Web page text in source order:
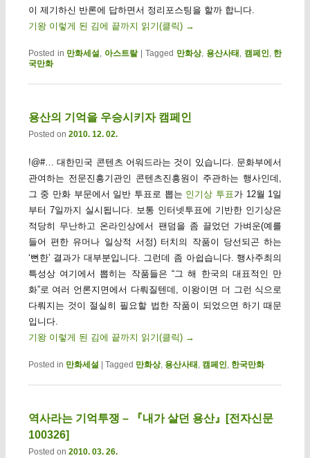
이 제기하신 반론에 답하면서 정리포스팅을 할까 합니다.
기왕 이렇게 된 김에 끝까지 읽기(클릭) →
Posted in 만화세설 아스트랄 | Tagged 만화상, 용산사태 캠페인 한
국만화
용산의 기억을 우승시키자 캠페인
Posted on 2010. 12. 02.
!@#… 대한민국 콘텐츠 어워드라는 것이 있습니다. 문화부에서
관여하는 전문진흥기관인 콘텐츠진흥원이 주관하는 행사인데,
그 중 만화 부문에서 일반 투표로 뽑는 인기상 투표가 12월 1일
부터 7일까지 실시됩니다. 보통 인터넷투표에 기반한 인기상은
적당히 무난하고 온라인상에서 팬덤을 좀 끌었던 가벼운(예를
들어 편한 유머나 일상적 서정) 터치의 작품이 당선되곤 하는
‘뻔한’ 결과가 대부분입니다. 그런데 좀 아쉽습니다. 행사주최의
특성상 여기에서 뽑히는 작품들은 “그 해 한국의 대표적인 만
화”로 여러 언론지면에서 다뤄질텐데, 이왕이면 더 그런 식으로
다뤄지는 것이 절실히 필요할 법한 작품이 되었으면 하기 때문
입니다.
기왕 이렇게 된 김에 끝까지 읽기(클릭) →
Posted in 만화세설 Tagged 만화상, 용산사태 , 캠페인, 한국만화
역사라는 기억투쟁 – 『내가 살던 용산』[전자신문
100326]
Posted on 2010. 03. 26.